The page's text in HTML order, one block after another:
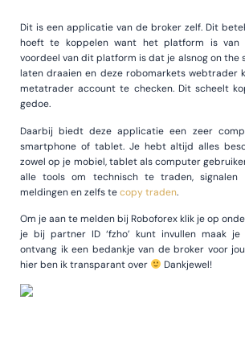
Dit is een applicatie van de broker zelf. Dit
hoeft te koppelen want het platform is van
voordeel van dit platform is dat je alsnog on
laten draaien en deze robomarkets webtrader
metatrader account te checken. Dit scheelt
gedoe.
Daarbij biedt deze applicatie een zeer
smartphone of tablet. Je hebt altijd alles
zowel op je mobiel, tablet als computer
alle tools om technisch te traden, signalen
meldingen en zelfs tecopy traden.
Om je aan te melden bij Roboforex klik je op
je bij partner ID ‘fzho’ kunt invullen maak
ontvang ik een bedankje van de broker voor
hier ben ik transparant over
Dankjewel!